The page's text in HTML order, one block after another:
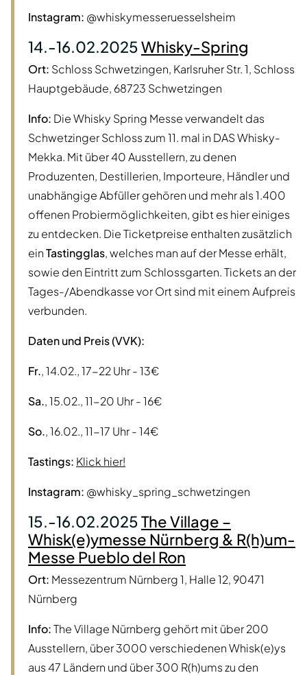
Instagram: @whiskymesseruesselsheim
14.-16.02.2025Whisky-Spring
Ort: Schloss Schwetzingen, Karlsruher Str. 1, Schloss
Hauptgebäude, 68723 Schwetzingen
Info: Die Whisky Spring Messe verwandelt das
Schwetzinger Schloss zum 11. mal in DAS Whisky-
Mekka. Mit über 40 Ausstellern, zu denen
Produzenten, Destillerien, Importeure, Händler und
unabhängige Abfüller gehören und mehr als 1.400
offenen Probiermöglichkeiten, gibt es hier einiges
zu entdecken. Die Ticketpreise enthalten zusätzlich
einTastingglas, welches man auf der Messe erhält,
sowie den Eintritt zum Schlossgarten. Tickets an der
Tages-/Abendkasse vor Ort sind mit einem Aufpreis
verbunden.
Daten und Preis (VVK):
Fr., 14.02., 17-22 Uhr - 13€
Sa., 15.02., 11-20 Uhr - 16€
So., 16.02., 11-17 Uhr - 14€
Tastings: Klick hier!
Instagram: @whisky_spring_schwetzingen
15.-16.02.2025The Village –
Whisk(e)ymesse Nürnberg & R(h)um-
Messe Pueblo del Ron
Ort: Messezentrum Nürnberg 1, Halle 12, 90471
Nürnberg
Info:The Village Nürnberg gehört mit über 200
Ausstellern, über 3000 verschiedenen Whisk(e)ys
aus 47 Ländern und über 300 R(h)ums zu den